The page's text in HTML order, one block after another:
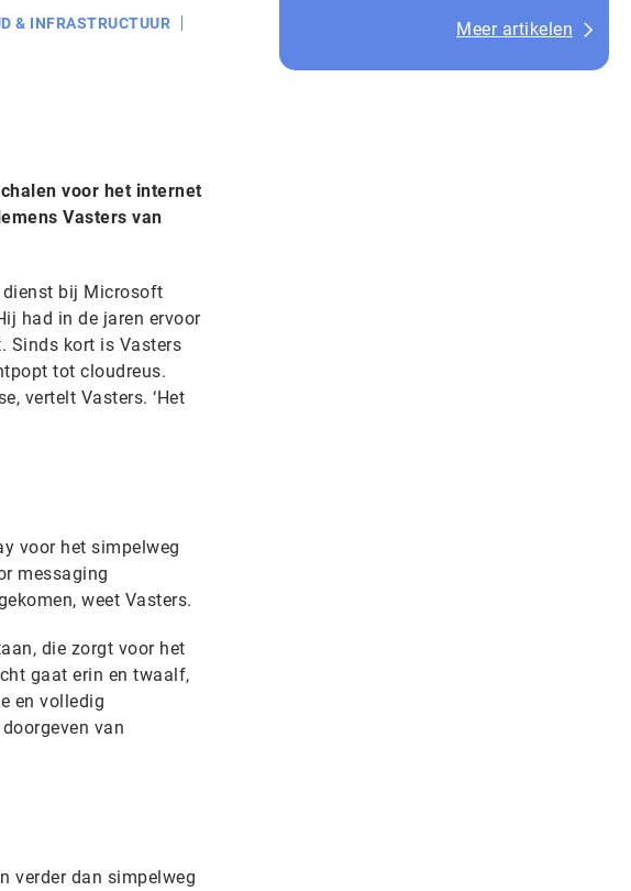
& INFRASTRUCTUUR
voor het internet
Vasters van
dienst bij Microsoft
had in de jaren ervoor
Sinds kort is Vasters
tot cloudreus.
vertelt Vasters. ‘Het
voor het simpelweg
messaging
weet Vasters.
die zorgt voor het
gaat erin en twaalf,
en volledig
van
verder dan simpelweg
Meer artikelen